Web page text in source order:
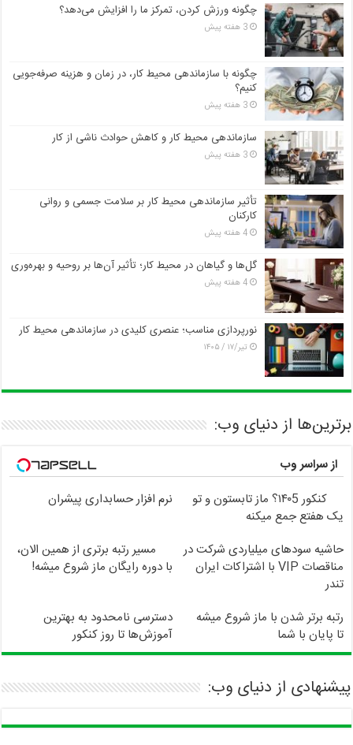
چگونه ورزش کردن، تمرکز ما را افزایش می‌دهد؟
3 هفته پیش
چگونه با سازماندهی محیط کار، در زمان و هزینه صرفه‌جویی
کنیم؟
3 هفته پیش
سازماندهی محیط کار و کاهش حوادث ناشی از کار
3 هفته پیش
تأثیر سازماندهی محیط کار بر سلامت جسمی و روانی
کارکنان
4 هفته پیش
گل‌ها و گیاهان در محیط کار؛ تأثیر آن‌ها بر روحیه و بهره‌وری
4 هفته پیش
نورپردازی مناسب؛ عنصری کلیدی در سازماندهی محیط کار
تیر/۱۷ / ۱۴۰۵
برترین‌ها از دنیای وب:
از سراسر وب
کنکور ۱۴۰5؟ ماز تابستون و تو
یک هفتع جمع میکنه
نرم افزار حسابداری پیشران
حاشیه سودهای میلیاردی شرکت در
مناقصات VIP با اشتراکات ایران
تندر
مسیر رتبه برتری از همین الان،
با دوره رایگان ماز شروع میشه!
رتبه برتر شدن با ماز شروع میشه
تا پایان با شما
دسترسی نامحدود به بهترین
آموزش‌ها تا روز کنکور
پیشنهادی از دنیای وب: